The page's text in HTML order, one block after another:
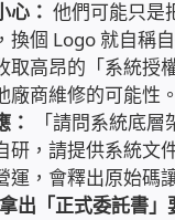
器
固定IP
門開鐵門開燈開保
新專案
心： 他們可能只是
換個 Logo 就自稱
取高昂的「系統授
廠商維修的可能性。
：
「請問系統底
研，請提供系統文
運，會釋出原始碼
出「正式委託書」